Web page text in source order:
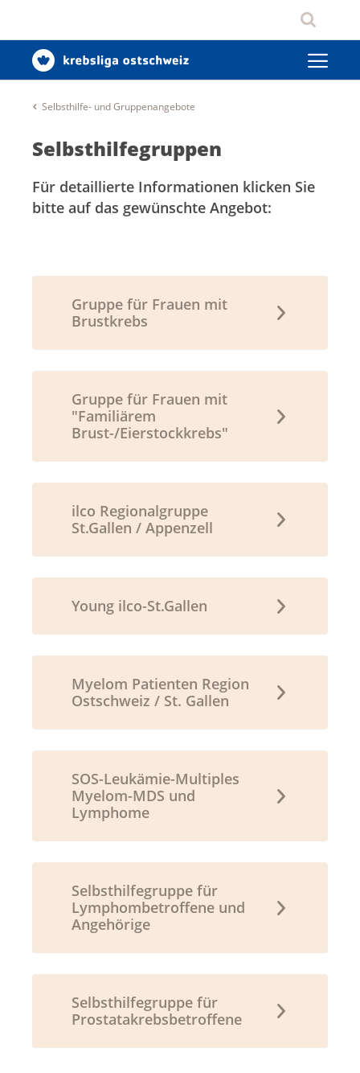
Selbsthilfe- und Gruppenangebote
Selbsthilfegruppen
Für detaillierte Informationen klicken Sie
bitte auf das gewünschte Angebot:
Gruppe für Frauen mit
Brustkrebs
Gruppe für Frauen mit
"Familiärem
Brust-/Eierstockkrebs"
ilco Regionalgruppe
St.Gallen / Appenzell
Young ilco-St.Gallen
Myelom Patienten Region
Ostschweiz / St. Gallen
SOS-Leukämie-Multiples
Myelom-MDS und
Lymphome
Selbsthilfegruppe für
Lymphombetroffene und
Angehörige
Selbsthilfegruppe für
Prostatakrebsbetroffene